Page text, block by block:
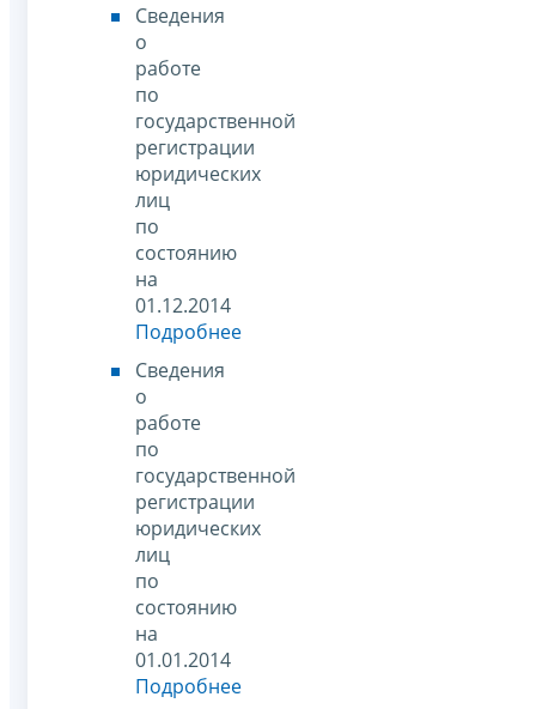
Сведения
о
работе
по
государственной
регистрации
юридических
лиц
по
состоянию
на
01.12.2014
Подробнее
Сведения
о
работе
по
государственной
регистрации
юридических
лиц
по
состоянию
на
01.01.2014
Подробнее